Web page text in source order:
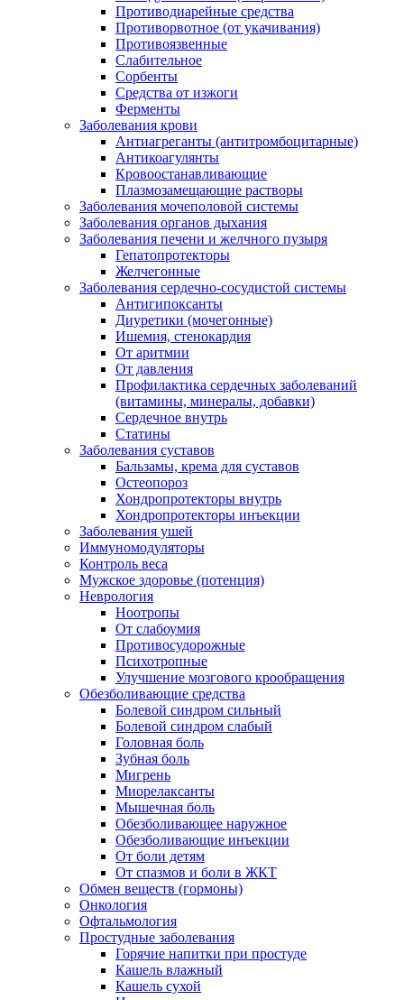
Противодиарейные средства
Противорвотное (от укачивания)
Противоязвенные
Слабительное
Сорбенты
Средства от изжоги
Ферменты
Заболевания крови
Антиагреганты (антитромбоцитарные)
Антикоагулянты
Кровоостанавливающие
Плазмозамещающие растворы
Заболевания мочеполовой системы
Заболевания органов дыхания
Заболевания печени и желчного пузыря
Гепатопротекторы
Желчегонные
Заболевания сердечно-сосудистой системы
Антигипоксанты
Диуретики (мочегонные)
Ишемия, стенокардия
От аритмии
От давления
Профилактика сердечных заболеваний
(витамины, минералы, добавки)
Сердечное внутрь
Статины
Заболевания суставов
Бальзамы, крема для суставов
Остеопороз
Хондропротекторы внутрь
Хондропротекторы инъекции
Заболевания ушей
Иммуномодуляторы
Контроль веса
Мужское здоровье (потенция)
Неврология
Ноотропы
От слабоумия
Противосудорожные
Психотропные
Улучшение мозгового крообращения
Обезболивающие средства
Болевой синдром сильный
Болевой синдром слабый
Головная боль
Зубная боль
Мигрень
Миорелаксанты
Мышечная боль
Обезболивающее наружное
Обезболивающие инъекции
От боли детям
От спазмов и боли в ЖКТ
Обмен веществ (гормоны)
Онкология
Офтальмология
Простудные заболевания
Горячие напитки при простуде
Кашель влажный
Кашель сухой